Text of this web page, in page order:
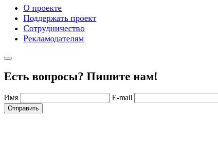
О проекте
Поддержать проект
Сотрудничество
Рекламодателям
Есть вопросы? Пишите нам!
Имя E-mail